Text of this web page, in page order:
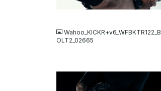
Wahoo_KICKR+v6_WFBKTR122_B
OLT2_02665